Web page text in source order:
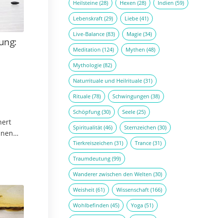
Heilsteine (28) Hexen (28) Indien (59)
Lebenskraft (29) Liebe (41)
Live-Balance (83) Magie (34)
Meditation (124) Mythen (48)
Mythologie (82)
Naturrituale und Heilrituale (31)
Rituale (78) Schwingungen (38)
Schöpfung (30) Seele (25)
Spiritualität (46) Sternzeichen (30)
Tierkreiszeichen (31) Trance (31)
Traumdeutung (99)
Wanderer zwischen den Welten (30)
Weisheit (61) Wissenschaft (166)
Wohlbefinden (45) Yoga (51)